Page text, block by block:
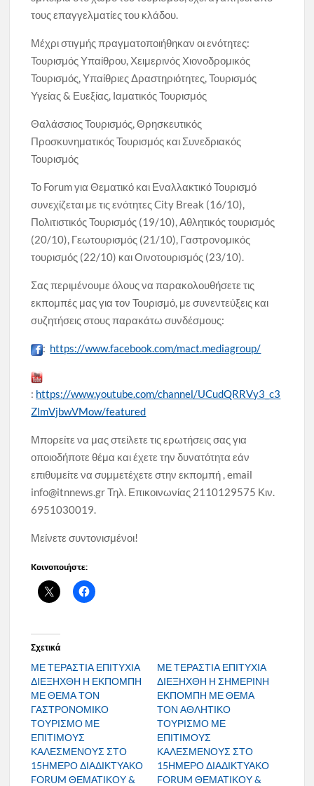
τους επαγγελματίες του κλάδου.
Μέχρι στιγμής πραγματοποιήθηκαν οι ενότητες:
Τουρισμός Υπαίθρου, Χειμερινός Χιονοδρομικός
Τουρισμός, Υπαίθριες Δραστηριότητες, Τουρισμός
Υγείας & Ευεξίας, Ιαματικός Τουρισμός
Θαλάσσιος Τουρισμός, Θρησκευτικός
Προσκυνηματικός Τουρισμός και Συνεδριακός
Τουρισμός
Το Forum για Θεματικό και Εναλλακτικό Τουρισμό
συνεχίζεται με τις ενότητες City Break (16/10),
Πολιτιστικός Τουρισμός (19/10), Αθλητικός τουρισμός
(20/10), Γεωτουρισμός (21/10), Γαστρονομικός
τουρισμός (22/10) και Οινοτουρισμός (23/10).
Σας περιμένουμε όλους να παρακολουθήσετε τις
εκπομπές μας για τον Τουρισμό, με συνεντεύξεις και
συζητήσεις στους παρακάτω συνδέσμους:
: https://www.facebook.com/mact.mediagroup/
: https://www.youtube.com/channel/UCudQRRVy3_c3
ZlmVjbwVMow/featured
Μπορείτε να μας στείλετε τις ερωτήσεις σας για
οποιοδήποτε θέμα και έχετε την δυνατότητα εάν
επιθυμείτε να συμμετέχετε στην εκπομπή , email
info@itnnews.gr Τηλ. Επικοινωνίας 2110129575 Κιν.
6951030019.
Μείνετε συντονισμένοι!
Κοινοποιήστε:
Σχετικά
ΜΕ ΤΕΡΑΣΤΙΑ ΕΠΙΤΥΧΙΑ
ΔΙΕΞΗΧΘΗ Η ΕΚΠΟΜΠΗ
ΜΕ ΘΕΜΑ ΤΟΝ
ΓΑΣΤΡΟΝΟΜΙΚΟ
ΤΟΥΡΙΣΜΟ ΜΕ
ΕΠΙΤΙΜΟΥΣ
ΚΑΛΕΣΜΕΝΟΥΣ ΣΤΟ
15ΗΜΕΡΟ ΔΙΑΔΙΚΤΥΑΚΟ
FORUM ΘΕΜΑΤΙΚΟΥ &
ΜΕ ΤΕΡΑΣΤΙΑ ΕΠΙΤΥΧΙΑ
ΔΙΕΞΗΧΘΗ Η ΣΗΜΕΡΙΝΗ
ΕΚΠΟΜΠΗ ΜΕ ΘΕΜΑ
ΤΟΝ ΑΘΛΗΤΙΚΟ
ΤΟΥΡΙΣΜΟ ΜΕ
ΕΠΙΤΙΜΟΥΣ
ΚΑΛΕΣΜΕΝΟΥΣ ΣΤΟ
15ΗΜΕΡΟ ΔΙΑΔΙΚΤΥΑΚΟ
FORUM ΘΕΜΑΤΙΚΟΥ &